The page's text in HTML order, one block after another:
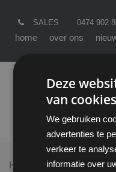
SALES 0474 902
home over ons
Home >All Products
Deze
van
We gebruiken
advertenties te
verkeer te
informatie over